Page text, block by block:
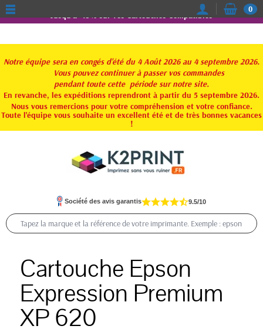
Jusqu'à -15% sur vos Cartouches Compatibles
Notre équipe sera en congés d'été du 4 Août 2026 au 4 septembre 2026.
Vous pouvez continuer à passer vos commandes
pendant toute cette période sur notre site.
En revanche, les expéditions reprendront à partir du 5 septembre 2026.
Nous vous remercions pour votre compréhension et votre confiance.
Toute l'équipe vous souhaite un excellent été et de très bonnes vacances
!
0
Société des avis garantis 9.5/10
Cartouche Epson
Expression Premium
XP 620